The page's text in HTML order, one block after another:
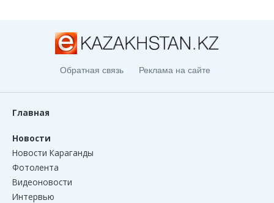
Обратная связь Реклама на сайте
Главная
Новости
Новости Караганды
Фотолента
Видеоновости
Интервью